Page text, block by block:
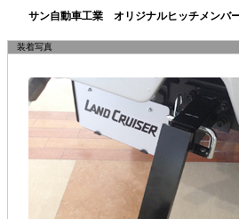
サン自動車工業 オリジナルヒッチメンバ
装着写真